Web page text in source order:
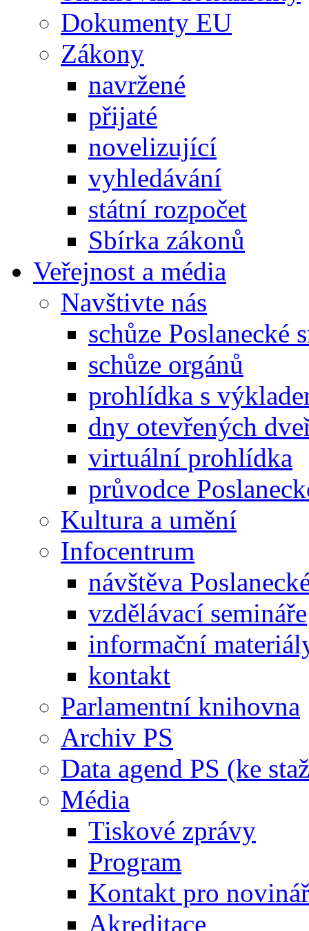
Dokumenty EU
Zákony
navržené
přijaté
novelizující
vyhledávání
státní rozpočet
Sbírka zákonů
Veřejnost a média
Navštivte nás
schůze Poslanecké
schůze orgánů
prohlídka s
dny otevřených
virtuální prohlídka
průvodce
Kultura a umění
Infocentrum
návštěva
vzdělávací semináře
informační
kontakt
Parlamentní knihovna
Archiv PS
Data agend PS (ke
Média
Tiskové zprávy
Program
Kontakt pro
Akreditace